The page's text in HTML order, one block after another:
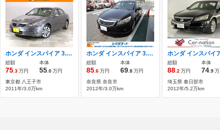
ホンダ インスパイア 3.5 禁煙 JAAI査定協会4.0評点 本革シート 純正
総額
75.3万円
本体
55.0万円
東京都 八王子市
2011年/3.0万km
ホンダ インスパイア 3.5 HDDナビ ワンセグTV バックカメラ ETC
総額
85.6万円
本体
69.8万円
奈良県 奈良市
2012年/3.0万km
総額
88.2万円
本体
74.9
埼玉県 春日部市
2012年/5.2万km